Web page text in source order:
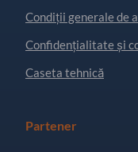
Condiţii generale de
Confidențialitate și
Caseta tehnică
Partener